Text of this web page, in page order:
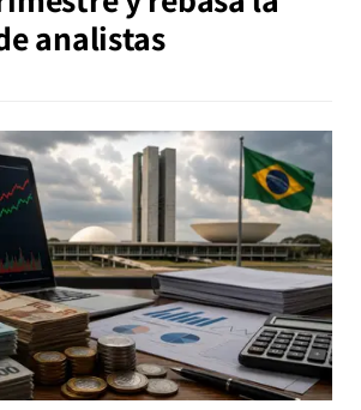
analistas